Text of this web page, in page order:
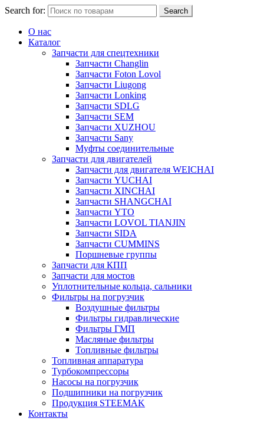
Search for: Search
О нас
Каталог
Запчасти для спецтехники
Запчасти Changlin
Запчасти Foton Lovol
Запчасти Liugong
Запчасти Lonking
Запчасти SDLG
Запчасти SEM
Запчасти XUZHOU
Запчасти Sany
Муфты соединительные
Запчасти для двигателей
Запчасти для двигателя WEICHAI
Запчасти YUCHAI
Запчасти XINCHAI
Запчасти SHANGCHAI
Запчасти YTO
Запчасти LOVOL TIANJIN
Запчасти SIDA
Запчасти CUMMINS
Поршневые группы
Запчасти для КПП
Запчасти для мостов
Уплотнительные кольца, сальники
Фильтры на погрузчик
Воздушные фильтры
Фильтры гидравлические
Фильтры ГМП
Масляные фильтры
Топливные фильтры
Топливная аппаратура
Турбокомпрессоры
Насосы на погрузчик
Подшипники на погрузчик
Продукция STEEMAK
Контакты